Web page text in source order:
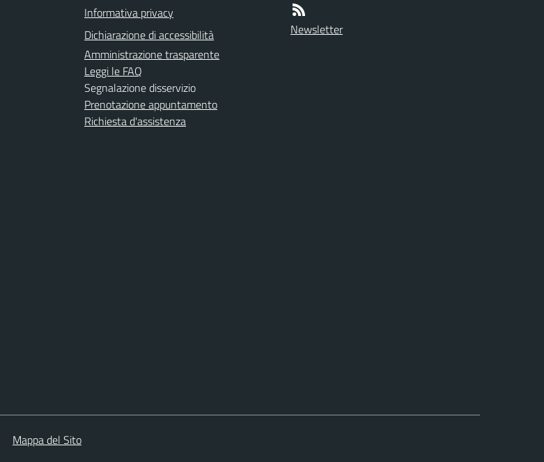
Informativa privacy
Dichiarazione di accessibilità
Amministrazione trasparente
Leggi le FAQ
Segnalazione disservizio
Prenotazione appuntamento
Richiesta d'assistenza
Newsletter
Mappa del Sito